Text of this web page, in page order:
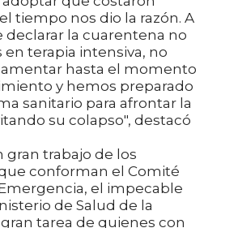
tiempo nos dio la razón. A
declarar la cuarentena no
en terapia intensiva, no
hasta el momento
y hemos preparado
sanitario para afrontar la
su colapso", destacó
gran trabajo de los
conforman el Comité
el impecable
de Salud de la
tarea de quienes con